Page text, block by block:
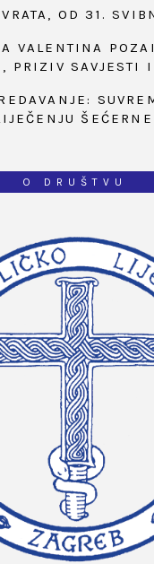
OD 31.
VALENTINA
PRIZIV SAVJESTI
15. DO 17.
O DRUŠTVU